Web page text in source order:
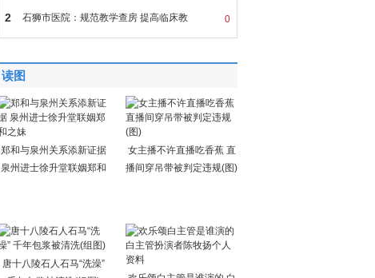
0
2 石狮市医院：规范教学查房 提高临床教
读图
郑和与泉州关系添新证据
泉州进士徐升堂联姻郑和
女主播不许直播吃香蕉 直
播间穿吊带被判定违规(图)
唐十八陵石人石马“洗澡”